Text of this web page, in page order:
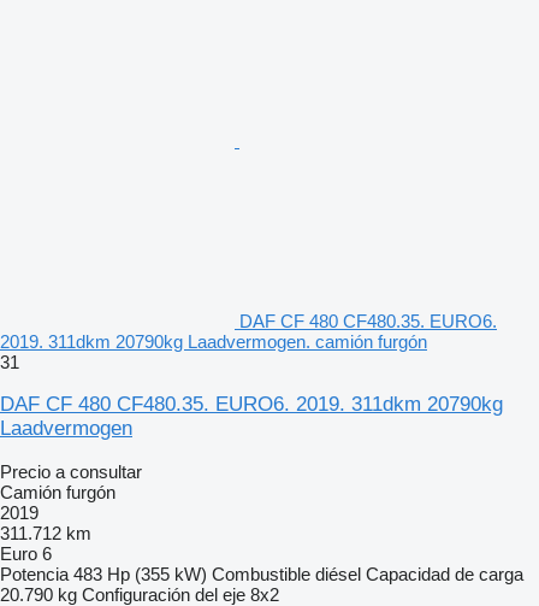
DAF CF 480 CF480.35. EURO6.
2019. 311dkm 20790kg Laadvermogen. camión furgón
31
DAF CF 480 CF480.35. EURO6. 2019. 311dkm 20790kg
Laadvermogen
Precio a consultar
Camión furgón
2019
311.712 km
Euro 6
Potencia 483 Hp (355 kW) Combustible diésel Capacidad de carga
20.790 kg Configuración del eje 8x2